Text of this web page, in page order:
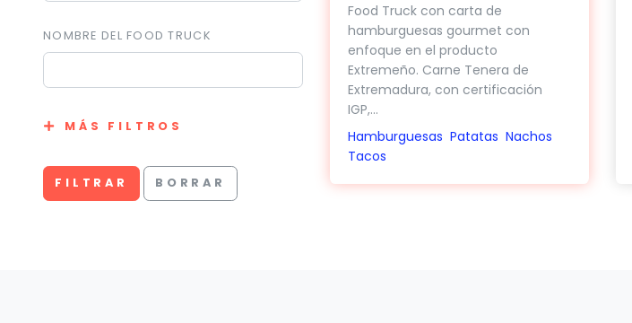
NOMBRE DEL FOOD TRUCK
MÁS FILTROS
FILTRAR BORRAR
Food Truck con carta de
hamburguesas gourmet con
enfoque en el producto
Extremeño. Carne Tenera de
Extremadura, con certificación
IGP,...
Hamburguesas Patatas Nachos
Tacos